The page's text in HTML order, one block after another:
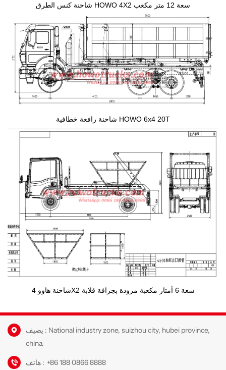
شاحنة كنس الطرق HOWO 4X2 سعة 12 متر مكعب
شاحنة رافعة خطافية HOWO 6x4 20T
شاحنة هاوو 4X2 سعة 6 أمتار مكعبة مزودة بجرافة قلابة
يضيف : National industry zone, suizhou city, hubei province,
china.
هاتف : +86 188 0866 8888